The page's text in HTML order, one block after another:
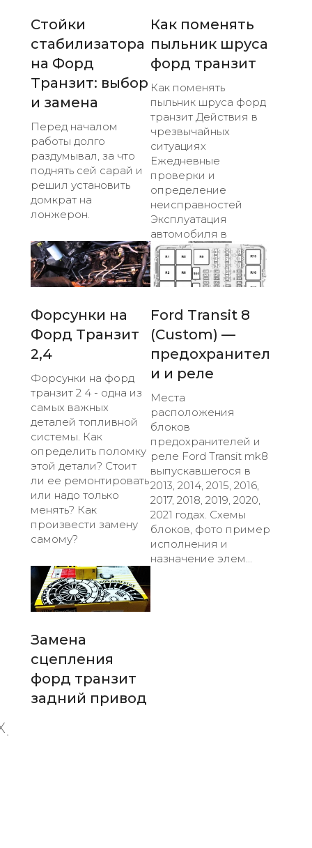
Стойки
стабилизатора
на Форд
Транзит: выбор
и замена
Перед началом
работы долго
раздумывал, за что
поднять сей сарай и
решил установить
домкрат на
лонжерон.
Как поменять
пыльник шруса
форд транзит
Как поменять
пыльник шруса форд
транзит Действия в
чрезвычайных
ситуациях
Ежедневные
проверки и
определение
неисправностей
Эксплуатация
автомобиля в
Форсунки на
Форд Транзит
2,4
Форсунки на форд
транзит 2 4 - одна из
самых важных
деталей топливной
системы. Как
определить поломку
этой детали? Стоит
ли ее ремонтировать
или надо только
менять? Как
произвести замену
самому?
Ford Transit 8
(Custom) —
предохранител
и и реле
Места
расположения
блоков
предохранителей и
реле Ford Transit mk8
выпускавшегося в
2013, 2014, 2015, 2016,
2017, 2018, 2019, 2020,
2021 годах. Схемы
блоков, фото пример
исполнения и
назначение элем...
Замена
сцепления
форд транзит
задний привод